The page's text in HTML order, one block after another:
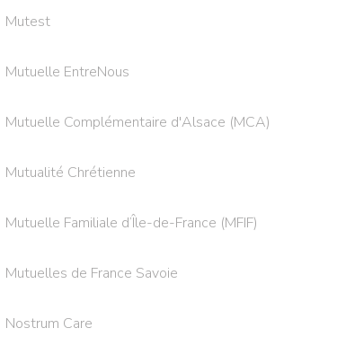
Mutest
Mutuelle EntreNous
Mutuelle Complémentaire d'Alsace (MCA)
Mutualité Chrétienne
Mutuelle Familiale d’Île-de-France (MFIF)
Mutuelles de France Savoie
Nostrum Care